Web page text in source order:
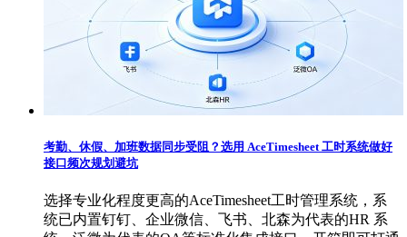
考勤、休假、加班数据同步受阻？选用 AceTimesheet 工时系统做好
接口频次规划避坑
选择专业化程度更高的AceTimesheet工时管理系统，系
统已内置钉钉、企业微信、飞书、北森为代表的HR 系